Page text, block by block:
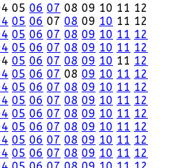
05 06 07 08 09 10 11 12
05 06 07 08 09 10 11 12
05 06 07 08 09 10 11 12
05 06 07 08 09 10 11 12
05 06 07 08 09 10 11 12
05 06 07 08 09 10 11 12
05 06 07 08 09 10 11 12
05 06 07 08 09 10 11 12
05 06 07 08 09 10 11 12
05 06 07 08 09 10 11 12
05 06 07 08 09 10 11 12
05 06 07 08 09 10 11 12